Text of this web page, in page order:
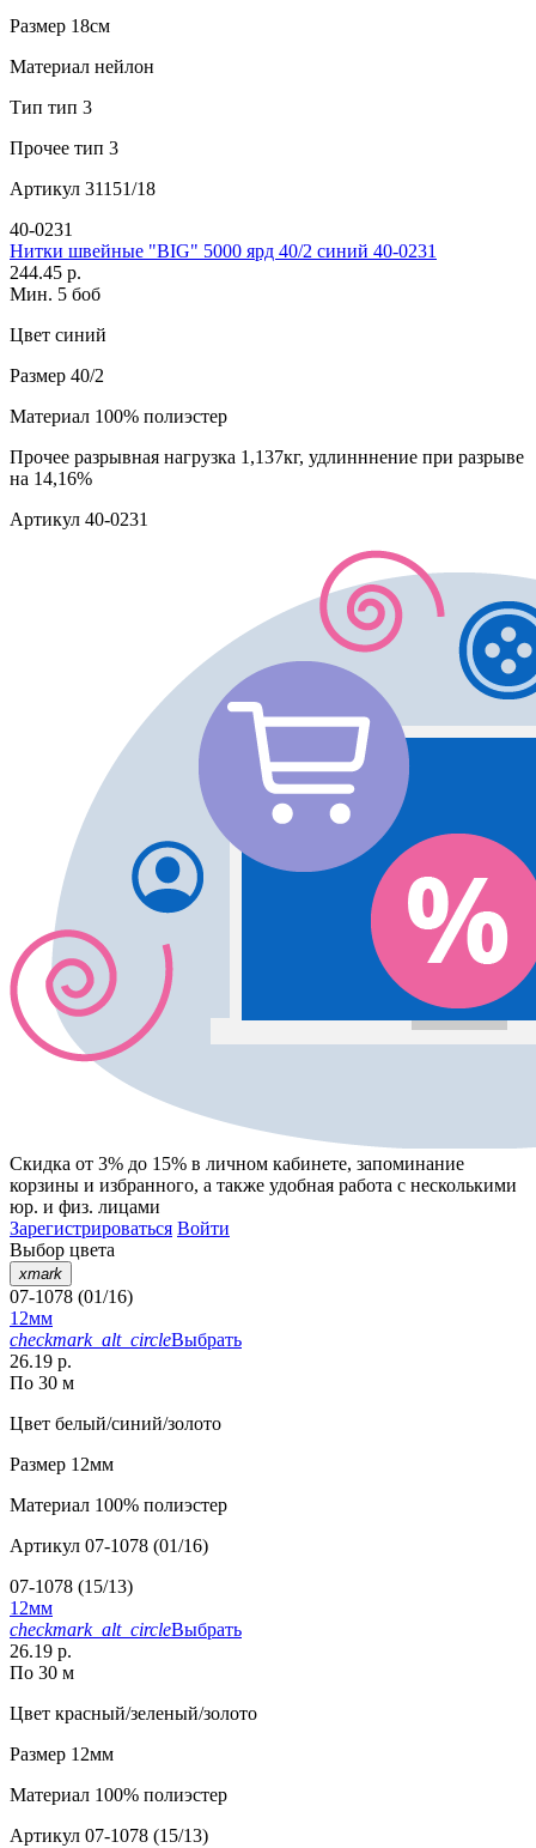
Размер 18см
Материал нейлон
Тип тип 3
Прочее тип 3
Артикул 31151/18
40-0231
Нитки швейные "BIG" 5000 ярд 40/2 синий 40-0231
244.45 р.
Мин. 5 боб
Цвет синий
Размер 40/2
Материал 100% полиэстер
Прочее разрывная нагрузка 1,137кг, удлинннение при разрыве
на 14,16%
Артикул 40-0231
Скидка от 3% до 15% в личном кабинете, запоминание
корзины и избранного, а также удобная работа с несколькими
юр. и физ. лицами
Зарегистрироваться Войти
Выбор цвета
xmark
07-1078 (01/16)
12мм
checkmark_alt_circleВыбрать
26.19 р.
По 30 м
Цвет белый/синий/золото
Размер 12мм
Материал 100% полиэстер
Артикул 07-1078 (01/16)
07-1078 (15/13)
12мм
checkmark_alt_circleВыбрать
26.19 р.
По 30 м
Цвет красный/зеленый/золото
Размер 12мм
Материал 100% полиэстер
Артикул 07-1078 (15/13)